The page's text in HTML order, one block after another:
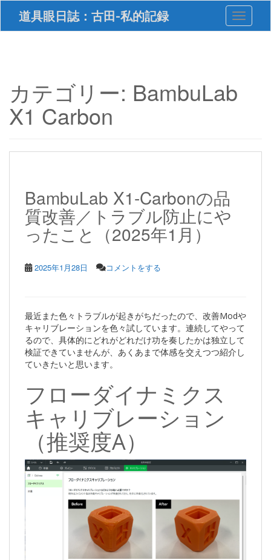
i
道具眼日誌：古田-私的記録 Toggle
カテゴリー: BambuLab
X1 Carbon
BambuLab X1-Carbonの品
質改善／トラブル防止にや
ったこと（2025年1月）
2025年1月28日 コメントをする
最近また色々トラブルが起きがちだったので、改善Modや
キャリブレーションを色々試しています。連続してやって
るので、具体的にどれがどれだけ功を奏したかは独立して
検証できていませんが、あくあまで体感を交えつつ紹介し
ていきたいと思います。
フローダイナミクス
キャリブレーション
（推奨度A）